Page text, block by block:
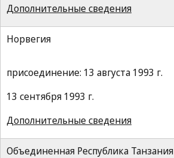
Дополнительные сведения
Норвегия
присоединение: 13 августа 1993 г.
13 сентября 1993 г.
Дополнительные сведения
Объединенная Республика Танзания